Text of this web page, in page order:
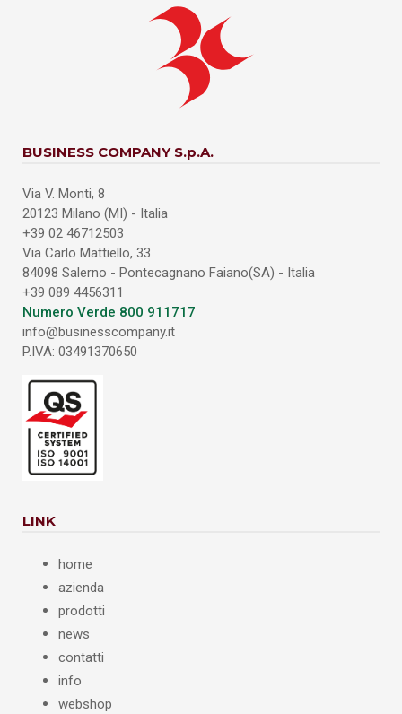
BUSINESS COMPANY S.p.A.
Via V. Monti, 8
20123 Milano (MI) - Italia
+39 02 46712503
Via Carlo Mattiello, 33
84098 Salerno - Pontecagnano Faiano(SA) - Italia
+39 089 4456311
Numero Verde 800 911717
info@businesscompany.it
P.IVA: 03491370650
LINK
home
azienda
prodotti
news
contatti
info
webshop